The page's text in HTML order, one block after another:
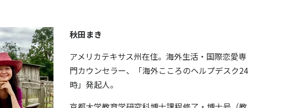
秋田まき
アメリカテキサス州在住。海外生活・国際恋愛専
門カウンセラー、
「海外こころのヘルプデスク24
時」発起人。